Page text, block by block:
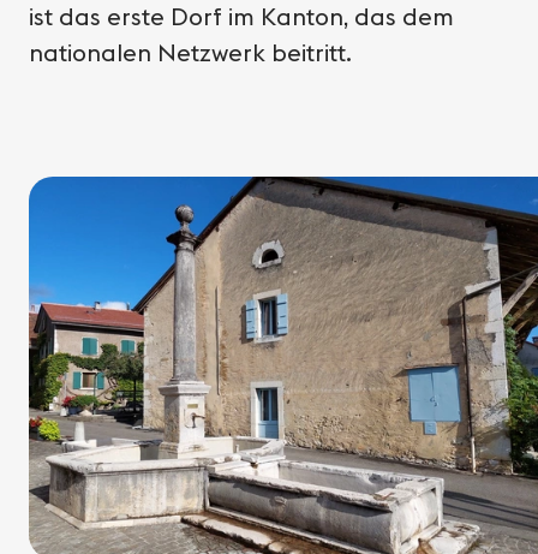
ist das erste Dorf im Kanton, das dem
nationalen Netzwerk beitritt.